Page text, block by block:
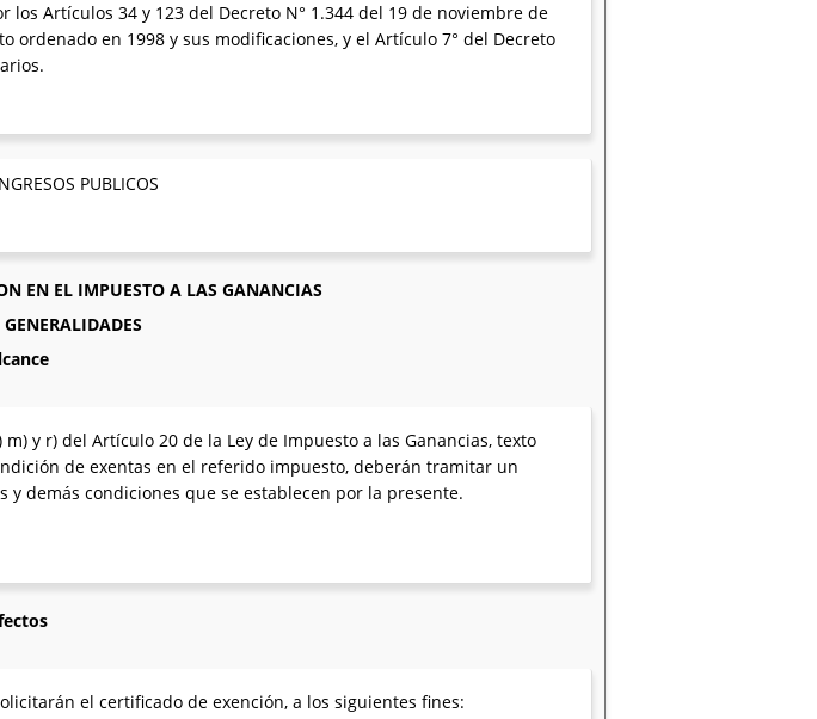
Artículos 34 y 123 del Decreto N° 1.344 del 19 de noviembre de
ordenado en 1998 y sus modificaciones, y el Artículo 7° del Decreto
PUBLICOS
EN EL IMPUESTO A LAS GANANCIAS
m) y r) del Artículo 20 de la Ley de Impuesto a las Ganancias, texto
de exentas en el referido impuesto, deberán tramitar un
demás condiciones que se establecen por la presente.
el certificado de exención, a los siguientes fines: